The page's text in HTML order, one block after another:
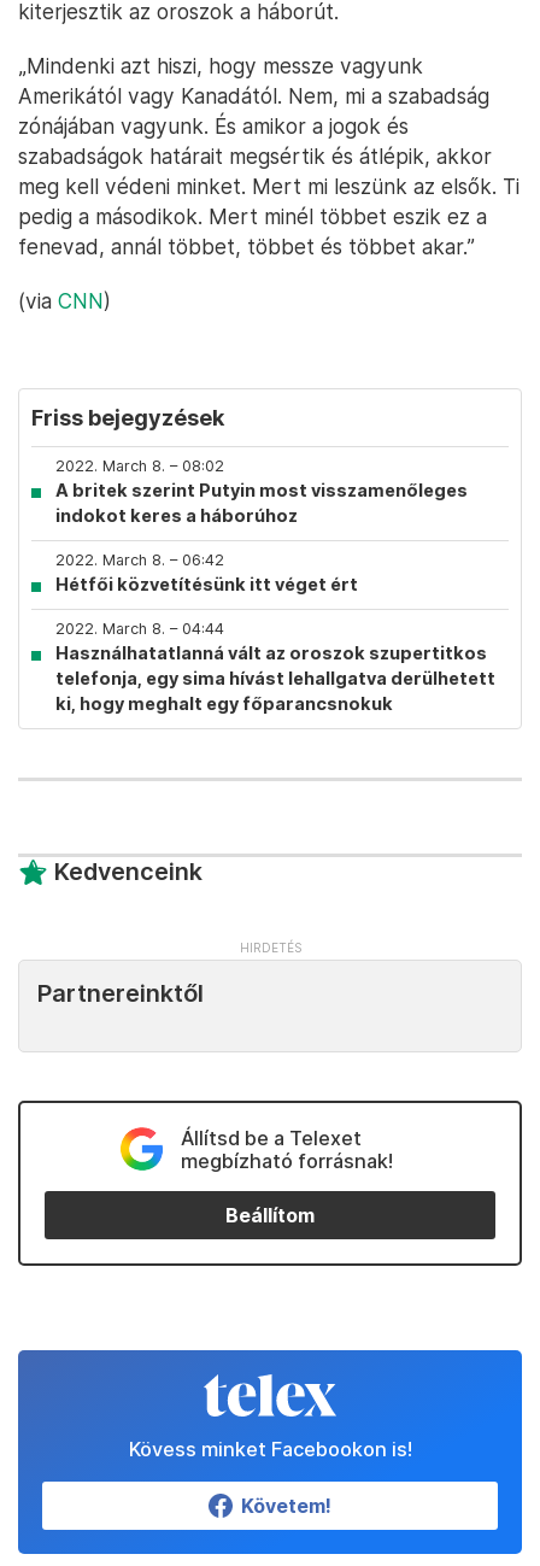
kiterjesztik az oroszok a háborút.
„Mindenki azt hiszi, hogy messze vagyunk
Amerikától vagy Kanadától. Nem, mi a szabadság
zónájában vagyunk. És amikor a jogok és
szabadságok határait megsértik és átlépik, akkor
meg kell védeni minket. Mert mi leszünk az elsők. Ti
pedig a másodikok. Mert minél többet eszik ez a
fenevad, annál többet, többet és többet akar.”
(via CNN)
Friss bejegyzések
2022. March 8. – 08:02
A britek szerint Putyin most visszamenőleges
indokot keres a háborúhoz
2022. March 8. – 06:42
Hétfői közvetítésünk itt véget ért
2022. March 8. – 04:44
Használhatatlanná vált az oroszok szupertitkos
telefonja, egy sima hívást lehallgatva derülhetett
ki, hogy meghalt egy főparancsnokuk
Kedvenceink
Partnereinktől
Állítsd be a Telexet
megbízható forrásnak!
Beállítom
Kövess minket Facebookon is!
Követem!